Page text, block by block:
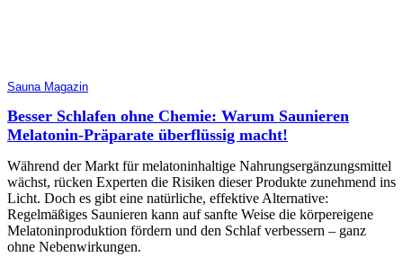
Sauna Magazin
Besser Schlafen ohne Chemie: Warum Saunieren
Melatonin-Präparate überflüssig macht!
Während der Markt für melatoninhaltige Nahrungsergänzungsmittel
wächst, rücken Experten die Risiken dieser Produkte zunehmend ins
Licht. Doch es gibt eine natürliche, effektive Alternative:
Regelmäßiges Saunieren kann auf sanfte Weise die körpereigene
Melatoninproduktion fördern und den Schlaf verbessern – ganz
ohne Nebenwirkungen.